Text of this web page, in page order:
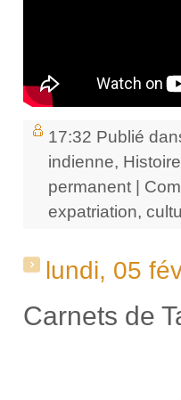
17:32 Publié
indienne,
permanent
expatriation,
lundi, 05
Carnets de